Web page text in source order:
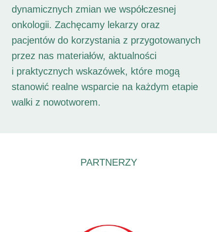
dynamicznych zmian we współczesnej
onkologii. Zachęcamy lekarzy oraz
pacjentów do korzystania z przygotowanych
przez nas materiałów, aktualności
i praktycznych wskazówek, które mogą
stanowić realne wsparcie na każdym etapie
walki z nowotworem.
PARTNERZY